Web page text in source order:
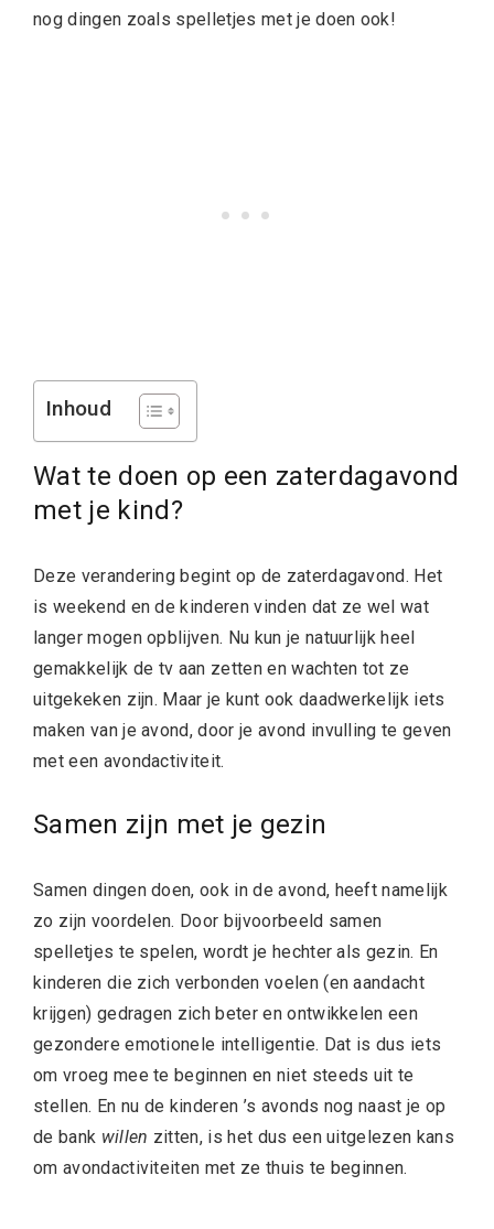
nog dingen zoals spelletjes met je doen ook!
Inhoud
Wat te doen op een zaterdagavond
met je kind?
Deze verandering begint op de zaterdagavond. Het
is weekend en de kinderen vinden dat ze wel wat
langer mogen opblijven. Nu kun je natuurlijk heel
gemakkelijk de tv aan zetten en wachten tot ze
uitgekeken zijn. Maar je kunt ook daadwerkelijk iets
maken van je avond, door je avond invulling te geven
met een avondactiviteit.
Samen zijn met je gezin
Samen dingen doen, ook in de avond, heeft namelijk
zo zijn voordelen. Door bijvoorbeeld samen
spelletjes te spelen, wordt je hechter als gezin. En
kinderen die zich verbonden voelen (en aandacht
krijgen) gedragen zich beter en ontwikkelen een
gezondere emotionele intelligentie. Dat is dus iets
om vroeg mee te beginnen en niet steeds uit te
stellen. En nu de kinderen ’s avonds nog naast je op
de bank willen zitten, is het dus een uitgelezen kans
om avondactiviteiten met ze thuis te beginnen.